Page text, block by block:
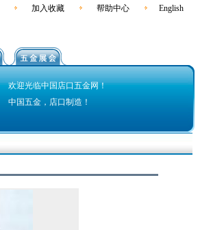
加入收藏 帮助中心 English
欢迎光临中国店口五金网！
中国五金，店口制造！